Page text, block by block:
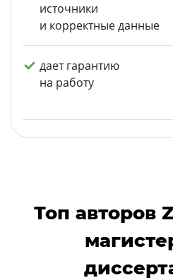
источники
и корректные данные
дает гарантию
на работу
Топ авторов